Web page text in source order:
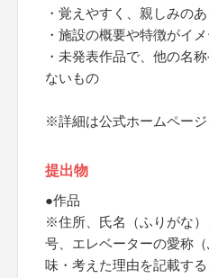
・覚えやすく、親しみの
・施設の概要や特徴がイ
・未発表作品で、他の名
ないもの
※詳細は公式ホームページ
提出物
●作品
※住所、氏名（ふりがな
号、エレベーターの愛称
味・考えた理由を記載する